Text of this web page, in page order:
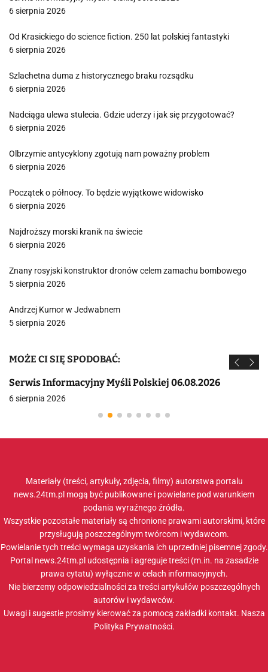
6 sierpnia 2026
Od Krasickiego do science fiction. 250 lat polskiej fantastyki
6 sierpnia 2026
Szlachetna duma z historycznego braku rozsądku
6 sierpnia 2026
Nadciąga ulewa stulecia. Gdzie uderzy i jak się przygotować?
6 sierpnia 2026
Olbrzymie antycyklony zgotują nam poważny problem
6 sierpnia 2026
Początek o północy. To będzie wyjątkowe widowisko
6 sierpnia 2026
Najdroższy morski kranik na świecie
6 sierpnia 2026
Znany rosyjski konstruktor dronów celem zamachu bombowego
5 sierpnia 2026
Andrzej Kumor w Jedwabnem
5 sierpnia 2026
MOŻE CI SIĘ SPODOBAĆ:
Serwis Informacyjny Myśli Polskiej 06.08.2026
6 sierpnia 2026
Materiały (treści, artykuły, zdjęcia, filmy) autorstwa portalu
news.24tm.pl mogą być publikowane i powielane pod warunkiem
podania wyraźnego źródła.
Wszystkie pozostałe materiały są chronione prawami autorskimi, które
przysługują poszczególnym twórcom i wydawcom.
Powielanie tych treści wymaga uzyskania ich uprzedniej pisemnej zgody.
Portal news.24tm.pl udostępnia i agreguje treści (m.in. na zasadzie
prawa cytatu) wyłącznie w celach informacyjnych.
Nie bierzemy odpowiedzialności za treści artykułów poszczególnych
autorów i wydawców.
Uwagi i sugestie prosimy kierować za pomocą zakładki kontakt. Nasza
Polityka Prywatności.